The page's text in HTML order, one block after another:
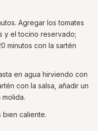
Agregar los tomates
y el tocino reservado;
minutos con la sartén
en agua hirviendo con
con la salsa, añadir un
bien caliente.